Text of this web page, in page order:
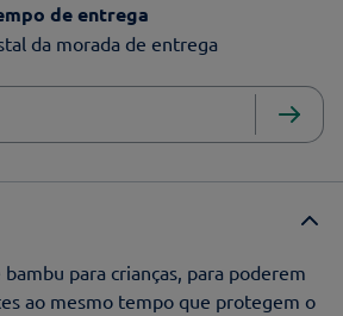
de entrega
da morada de entrega
para crianças, para poderem
ao mesmo tempo que protegem o